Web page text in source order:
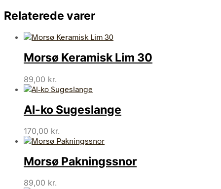
Relaterede varer
Morsø Keramisk Lim 30
89,00 kr.
Al-ko Sugeslange
170,00 kr.
Morsø Pakningssnor
89,00 kr.